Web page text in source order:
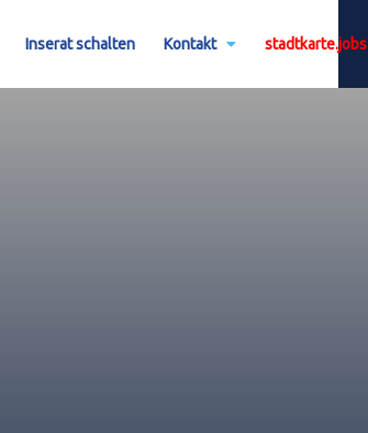
Inserat schalten Kontakt stadtkarte.jobs